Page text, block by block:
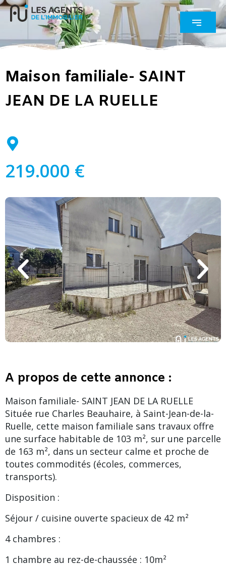
Maison familiale- SAINT
JEAN DE LA RUELLE
219.000 €
A propos de cette annonce :
Maison familiale- SAINT JEAN DE LA RUELLE
Située rue Charles Beauhaire, à Saint-Jean-de-la-
Ruelle, cette maison familiale sans travaux offre
une surface habitable de 103 m², sur une parcelle
de 163 m², dans un secteur calme et proche de
toutes commodités (écoles, commerces,
transports).
Disposition :
Séjour / cuisine ouverte spacieux de 42 m²
4 chambres :
1 chambre au rez-de-chaussée : 10m²